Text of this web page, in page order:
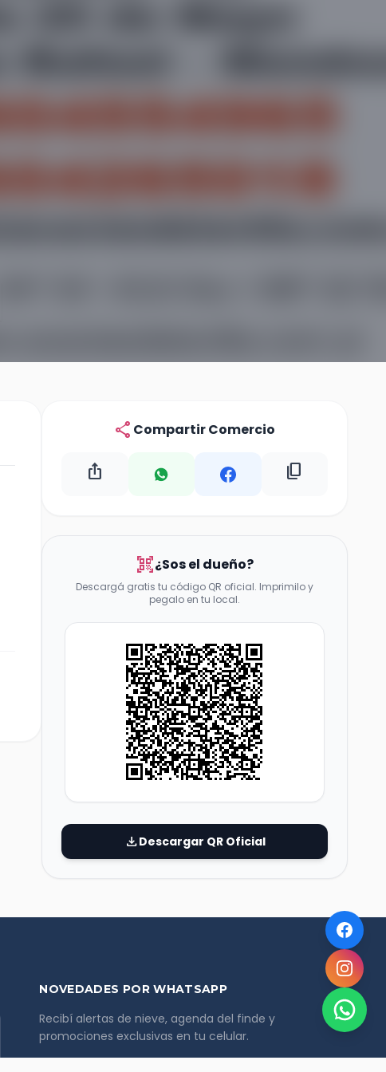
share Compartir Comercio
ios_share content_copy
qr_code_scanner¿Sos el dueño?
Descargá gratis tu código QR oficial. Imprimilo y
pegalo en tu local.
downloadDescargar QR Oficial
NOVEDADES POR WHATSAPP
Recibí alertas de nieve, agenda del finde y
promociones exclusivas en tu celular.